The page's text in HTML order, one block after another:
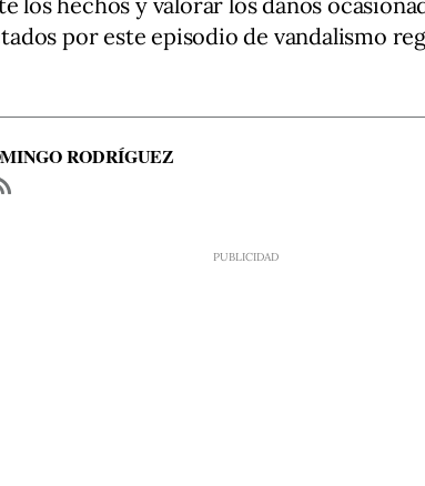
por este episodio de vandalismo
RODRÍGUEZ